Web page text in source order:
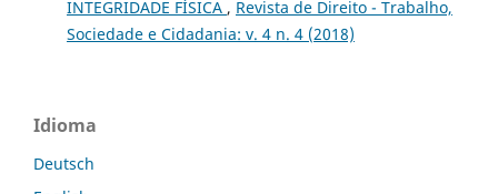
INTEGRIDADE FÍSICA , Revista de Direito - Trabalho,
Sociedade e Cidadania: v. 4 n. 4 (2018)
Idioma
Deutsch